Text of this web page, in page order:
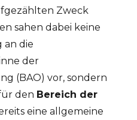
Zweck
sahen dabei keine
die
der
(BAO) vor, sondern
den Bereich der
eine allgemeine